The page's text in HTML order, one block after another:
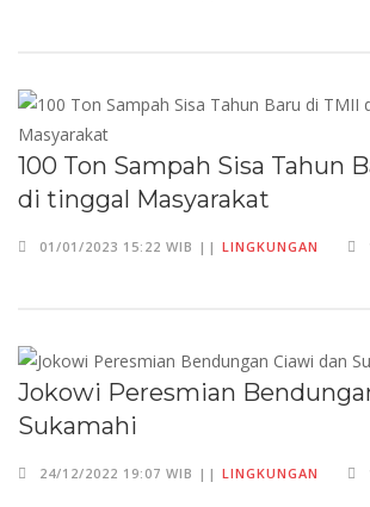
100 Ton Sampah Sisa Tahun
di tinggal Masyarakat
01/01/2023 15:22 WIB || LINGKUNGAN
Jokowi Peresmian
Sukamahi
24/12/2022 19:07 WIB || LINGKUNGAN